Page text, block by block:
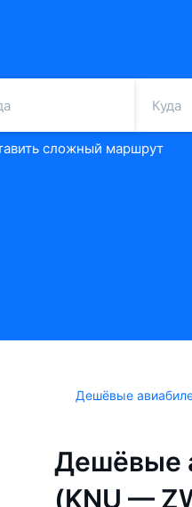
сложный маршрут
Дешёвые
Дешёвые
(KNU —